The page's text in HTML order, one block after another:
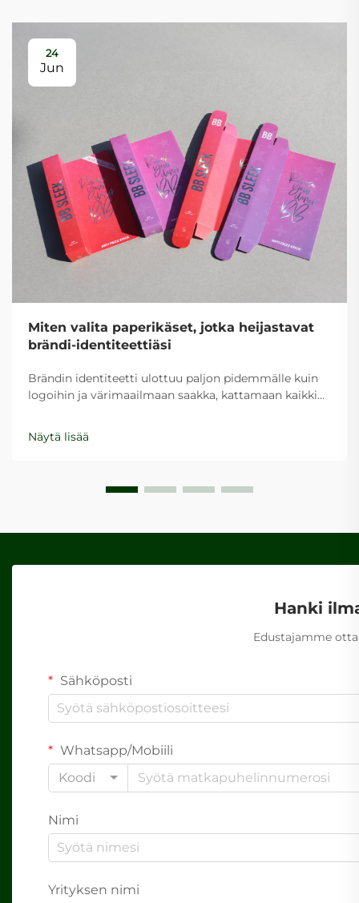
24
Jun
Miten valita paperikäset, jotka heijastavat
brändi-identiteettiäsi
Brändin identiteetti ulottuu paljon pidemmälle kuin
logoihin ja värimaailmaan saakka, kattamaan kaikki
kanssa. Yksi usein sivuutettu mutta voimakas
brändityökalu on vaatimaton paperipussi, joka toimii
Näytä lisää
Hanki
Edustajamme
Sähköposti
Whatsapp/Mobiili
Koodi
Nimi
Yrityksen nimi